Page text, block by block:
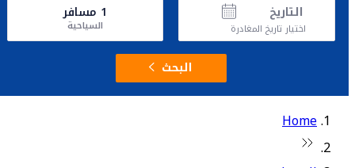
التاريخ
اختيار تاريخ المغادرة
1 مسافر
السياحية
البحث
Home